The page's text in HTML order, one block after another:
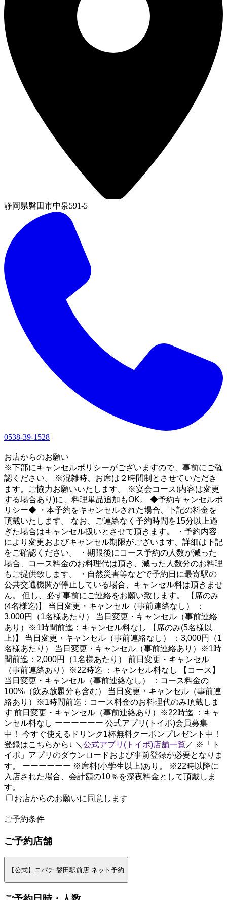
静岡県磐田市中泉591-5
0538-39-1528
お店からのお願い
※下部にキャンセルポリシーがございますので、事前にご確
認ください。 ※混雑時、お席は２時間制とさせていただき
ます。ご協力お願いいたします。 ※宴会コース(内容は変更
する場合あり)に、料理単品追加もOK。 ◆予約キャンセルポ
リシー◆ ・本予約をキャンセルされた場合、下記の料金を
頂戴いたします。 なお、ご連絡なく予約時間を15分以上過
ぎた場合はキャンセル扱いとさせて頂きます。 ・予約内容
により変更およびキャンセル期限がございます、詳細は下記
をご確認ください。 ・期限後にコース予約の人数が減った
場合、コース料金のお料理代は頂き、減った人数分のお料理
もご提供致します。 ・自然災害等などで予約日に最寄駅の
公共交通機関が停止している場合、キャンセル料は頂きませ
ん。 但し、必ず事前にご連絡をお願い致します。 【席のみ
(4名様迄)】 当日変更・キャンセル（事前連絡なし） ：
3,000円（1名様あたり） 当日変更・キャンセル（事前連絡
あり）※1時間前迄：キャンセル料なし 【席のみ(5名様以
上)】 当日変更・キャンセル（事前連絡なし） ：3,000円（1
名様あたり） 当日変更・キャンセル（事前連絡あり）※1時
間前迄：2,000円（1名様あたり） 前日変更・キャンセル
（事前連絡あり）※22時迄 ：キャンセル料なし 【コース】
当日変更・キャンセル（事前連絡なし） ：コース料金の
100%（飲み放題分も含む） 当日変更・キャンセル（事前連
絡あり）※1時間前迄：コース料金のお料理代のみ頂戴しま
す 前日変更・キャンセル（事前連絡あり）※22時迄 ：キャ
ンセル料なし ーーーーーー 公式アプリ(トイポ)会員募集
中！ 今すぐ使えるドリンク1杯無料クーポンプレゼント中！
登録はこちらから↓ ＼ 公式アプリ(トイポ)店舗一覧 ／ ※「ト
イポ」アプリのダウンロードおよび事前登録が必要となりま
す。 ーーーーーー ※席料(小学生以上)あり。 ※22時以降に
入店された場合、会計額の10％を深夜料金として頂戴しま
す。
お店からのお願いに同意します
ご予約条件
ご予約店舗
【公式】ニパチ 磐田駅前店 ネット予約